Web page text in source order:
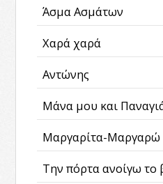
Άσμα Ασμάτων
Χαρά χαρά
Αντώνης
Μάνα μου και
Μαργαρίτα-Μαργαρώ
Την πόρτα ανοίγω το